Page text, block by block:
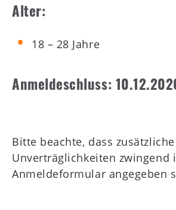
Alter:
18 – 28 Jahre
Anmeldeschluss:
Bitte beachte, dass zusätzliche
Unverträglichkeiten zwingend
Anmeldeformular angegeben